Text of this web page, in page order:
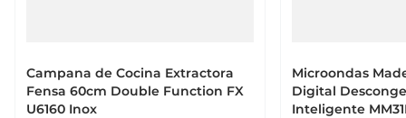
Campana de Cocina Extractora
Fensa 60cm Double Function FX
U6160 Inox
Microondas
Digital
Inteligente